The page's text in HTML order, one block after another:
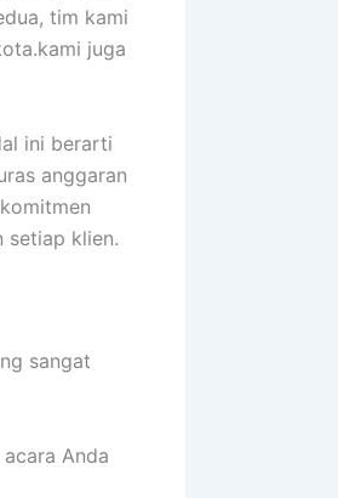
tim kami
juga
ini berarti
anggaran
setiap klien.
sangat
Anda